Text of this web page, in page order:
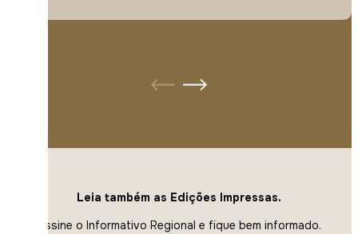
Leia também as Edições Impressas.
Assine o Informativo Regional e fique bem informado.